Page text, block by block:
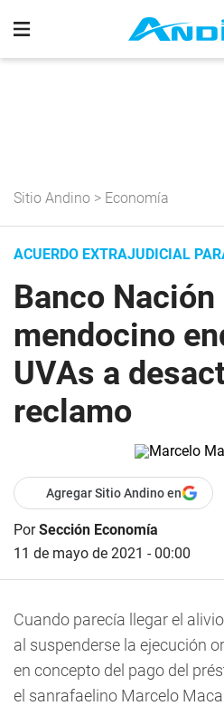
Sitio Andino > Economía
ACUERDO EXTRAJUDICIAL
Banco Nación
mendocino
UVAs a
reclamo
Agregar Sitio Andino en
PorSección Economía
11 de mayo de 2021 - 00:00
Cuando parecía llegar el
al suspenderse la ejecución
en concepto del pago del
el sanrafaelino Marcelo